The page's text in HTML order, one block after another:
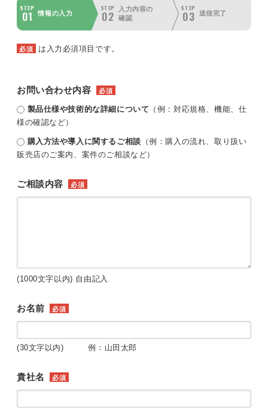
STEP
01 情報の入力
STEP
02
入力内容の
確認
STEP
03 送信完了
必須 は入力必須項目です。
お問い合わせ内容 必須
製品仕様や技術的な詳細について （例：対応規格、機能、仕
様の確認など）
購入方法や導入に関するご相談 （例：購入の流れ、取り扱い
販売店のご案内、案件のご相談など）
ご相談内容 必須
(1000文字以内) 自由記入
お名前 必須
(30文字以内) 例：山田太郎
貴社名 必須